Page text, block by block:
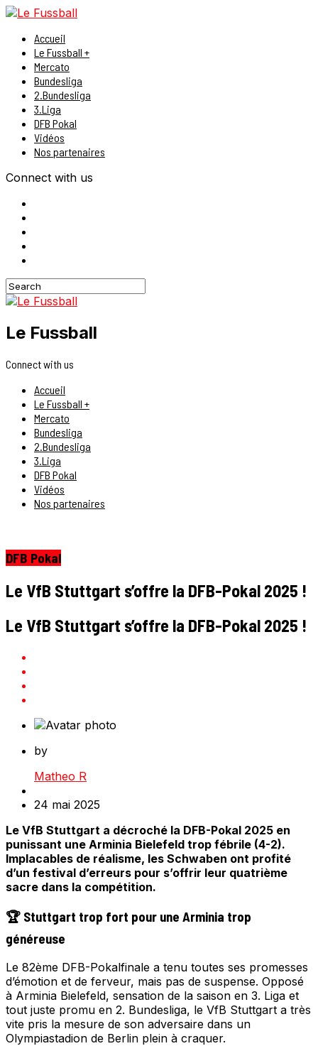
Accueil
Le Fussball +
Mercato
Bundesliga
2.Bundesliga
3.Liga
DFB Pokal
Vidéos
Nos partenaires
Connect with us
Le Fussball
Connect with us
Accueil
Le Fussball +
Mercato
Bundesliga
2.Bundesliga
3.Liga
DFB Pokal
Vidéos
Nos partenaires
DFB Pokal
Le VfB Stuttgart s’offre la DFB-Pokal 2025 !
Le VfB Stuttgart s’offre la DFB-Pokal 2025 !
by
Matheo R
24 mai 2025
Le VfB Stuttgart a décroché la DFB-Pokal 2025 en
punissant une Arminia Bielefeld trop fébrile (4-2).
Implacables de réalisme, les Schwaben ont profité
d’un festival d’erreurs pour s’offrir leur quatrième
sacre dans la compétition.
🏆 Stuttgart trop fort pour une Arminia trop
généreuse
Le 82ème DFB-Pokalfinale a tenu toutes ses promesses
d’émotion et de ferveur, mais pas de suspense. Opposé
à Arminia Bielefeld, sensation de la saison en 3. Liga et
tout juste promu en 2. Bundesliga, le VfB Stuttgart a très
vite pris la mesure de son adversaire dans un
Olympiastadion de Berlin plein à craquer.